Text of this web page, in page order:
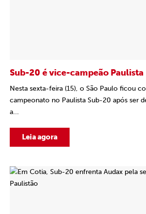
Sub-20 é vice-campeão Paulista
Nesta sexta-feira (15), o São Paulo ficou
campeonato no Paulista Sub-20 após ser
a...
Leia agora